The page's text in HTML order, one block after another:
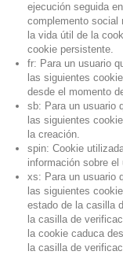
ejecución seguida
complemento social
la vida útil de la
cookie persistente.
fr: Para un usuario
las siguientes
desde el momento
sb: Para un usuario
las siguientes
la creación.
spin: Cookie
información sobre
xs: Para un usuario
las siguientes
estado de la casilla
la casilla de
la cookie caduca
la casilla de